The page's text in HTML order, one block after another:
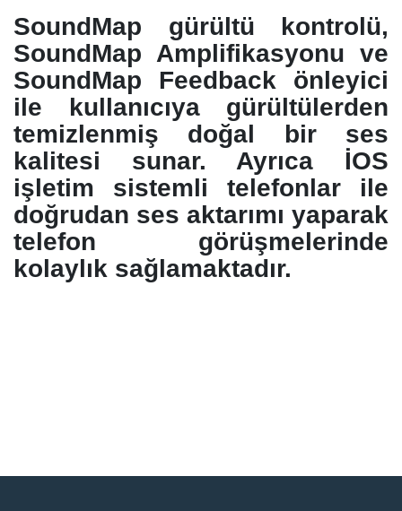
SoundMap gürültü kontrolü,
SoundMap Amplifikasyonu ve
SoundMap Feedback önleyici
ile kullanıcıya gürültülerden
temizlenmiş doğal bir ses
kalitesi sunar. Ayrıca İOS
işletim sistemli telefonlar ile
doğrudan ses aktarımı yaparak
telefon görüşmelerinde
kolaylık sağlamaktadır.